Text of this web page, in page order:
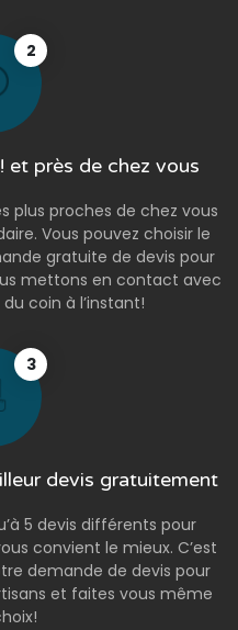
2
et près de chez vous
plus proches de chez vous
Vous pouvez choisir le
gratuite de devis pour
mettons en contact avec
coin à l’instant!
3
devis gratuitement
5 devis différents pour
convient le mieux. C’est
demande de devis pour
et faites vous même